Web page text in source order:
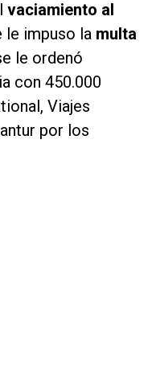
vaciamiento al
le impuso la multa
le ordenó
con 450.000
Viajes
por los